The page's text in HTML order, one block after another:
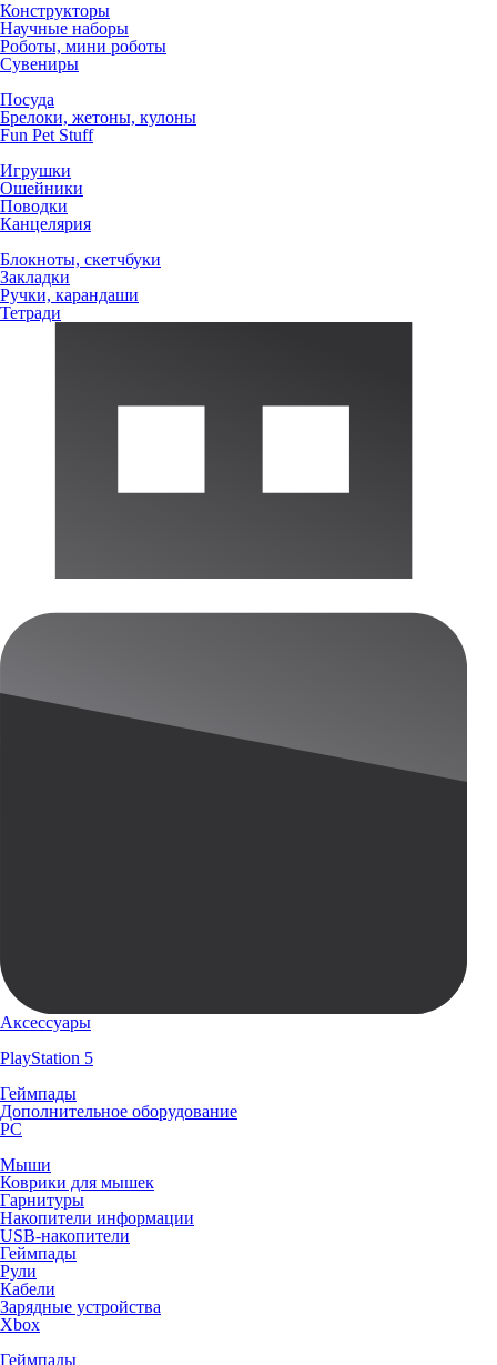
Конструкторы
Научные наборы
Роботы, мини роботы
Сувениры
Посуда
Брелоки, жетоны, кулоны
Fun Pet Stuff
Игрушки
Ошейники
Поводки
Канцелярия
Блокноты, скетчбуки
Закладки
Ручки, карандаши
Тетради
Аксессуары
PlayStation 5
Геймпады
Дополнительное оборудование
PC
Мыши
Коврики для мышек
Гарнитуры
Накопители информации
USB-накопители
Геймпады
Рули
Кабели
Зарядные устройства
Xbox
Геймпады